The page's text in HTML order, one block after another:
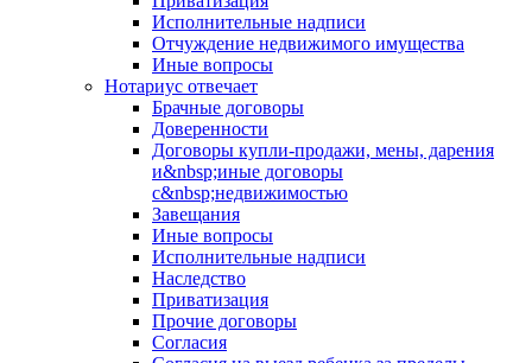
Исполнительные надписи
Отчуждение недвижимого имущества
Иные вопросы
Нотариус отвечает
Брачные договоры
Доверенности
Договоры купли-продажи, мены, дарения
и&nbsp;иные договоры
с&nbsp;недвижимостью
Завещания
Иные вопросы
Исполнительные надписи
Наследство
Приватизация
Прочие договоры
Согласия